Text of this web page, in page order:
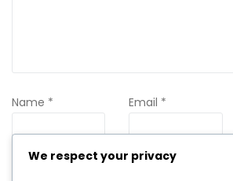
Name * Email *
We respect your privacy